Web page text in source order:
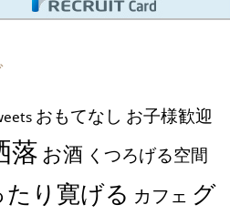
おもてなし お子様歓迎
落 お酒 くつろげる空間
たり寛げる カフェ グ